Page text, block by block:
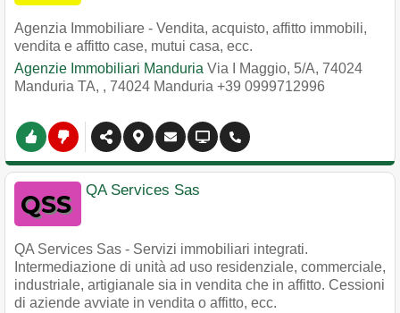
Agenzia Immobiliare - Vendita, acquisto, affitto immobili,
vendita e affitto case, mutui casa, ecc.
Agenzie Immobiliari Manduria Via I Maggio, 5/A, 74024
Manduria TA, , 74024 Manduria +39 0999712996
QA Services Sas
QA Services Sas - Servizi immobiliari integrati.
Intermediazione di unità ad uso residenziale, commerciale,
industriale, artigianale sia in vendita che in affitto. Cessioni
di aziende avviate in vendita o affitto, ecc.